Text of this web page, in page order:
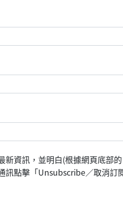
資訊，並明白(根據網頁底部
訊點擊「Unsubscribe／取消訂